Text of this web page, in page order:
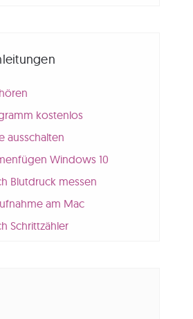
kostenlos
ausschalten
Windows 10
Blutdruck messen
am Mac
Schrittzähler